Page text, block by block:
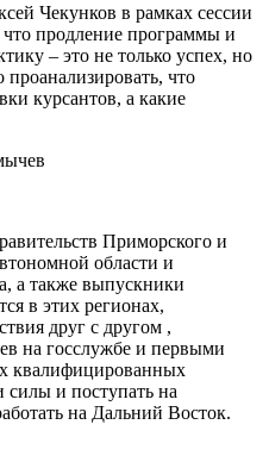
Чекунков в рамках сессии
продление программы и
– это не только успех, но
что
курсантов, а какие
Приморского и
области и
а также выпускники
в этих регионах,
друг с другом ,
на госслужбе и первыми
квалифицированных
и поступать на
на Дальний Восток.